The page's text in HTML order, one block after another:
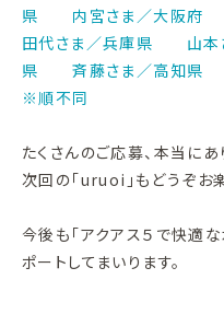
県 内宮さま／大阪府
田代さま／兵庫県 山本
県 斉藤さま／高知県
※順不同
たくさんのご応募、本当にあ
次回の「uruoi」もどうぞお
今後も「アクアス５で快適
ポートしてまいります。